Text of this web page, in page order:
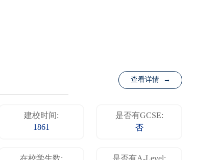
查看详情 →
建校时间:
1861
是否有GCSE:
否